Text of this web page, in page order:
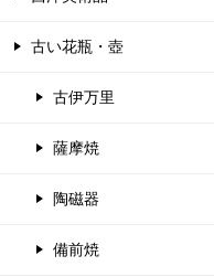
古い花瓶・壺
古伊万里
薩摩焼
陶磁器
備前焼